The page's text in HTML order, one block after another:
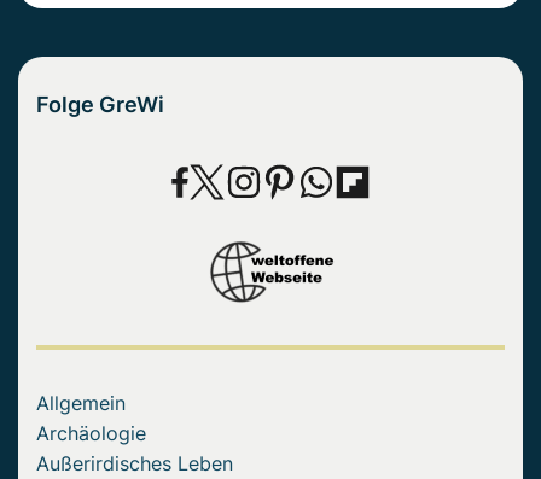
Folge GreWi
Allgemein
Archäologie
Außerirdisches Leben